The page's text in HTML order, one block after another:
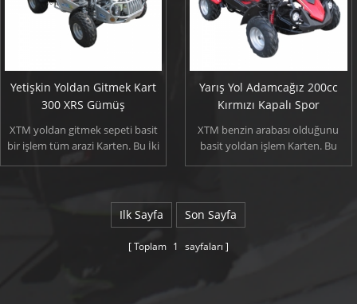
Yetişkin Yoldan Gitmek Kart
300 XRS Gümüş
XTM yoldan gitmek sepeti basit
bir işlem tüm arazi Karten. Bu İki
aklımızda dik bankalar ve
yamaçlar kalın çamurlu parçalara
gelebilirsiniz! Ne zaman sen
denetimleri basitlik durağı ile
Yarış Yol Adamcağız 200cc
Kırmızı Kapalı Spor
XTM benzin arabası olduğunu
basit yoldan işlem Karten. Bu
spor, dik bankalar ve yamaçlar
kalın çamurlu parçalara
üstesinden gelebilirsiniz!Ne
zaman sen denetimleri basitlik
Ilk Sayfa Son Sayfa
Toplam 1 sayfaları